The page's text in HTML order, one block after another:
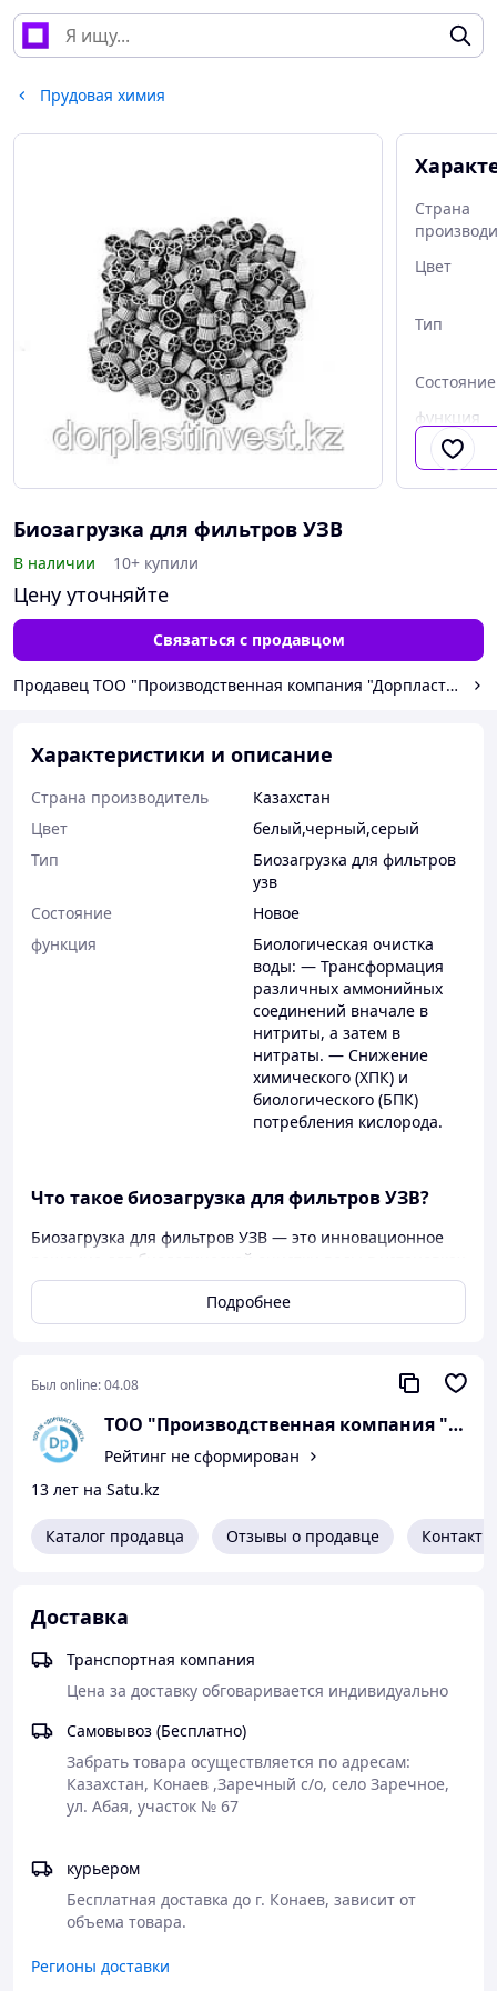
Прудовая химия
Страна
Цвет
Тип
Состояние
функция
Биозагрузка для фильтров УЗВ
В наличии 10+ купили
Цену уточняйте
Связаться с продавцом
Продавец TOO "Производственная компания "Дорпласт-
Характеристики и описание
Страна производитель
Казахстан
Цвет
белый,черный,серый
Тип
Биозагрузка для фильтров
узв
Состояние
Новое
функция
Биологическая очистка
воды: — Трансформация
различных аммонийных
соединений вначале в
нитриты, а затем в
нитраты. — Снижение
химического (ХПК) и
биологического (БПК)
потребления кислорода.
Что такое биозагрузка для фильтров УЗВ?
Биозагрузка для фильтров УЗВ — это инновационное
решение для биологической очистки воды в установках
замкнутого водоснабжения (УЗВ). Она используется для
удаления аммонийных соединений, нитритов и других
загрязнений, обеспечивая чистую и безопасную воду
высокоэффективную биозагрузку, подходящую для
различных типов фильтров.
Функции биозагрузки для фильтров УЗВ
Очистка воды от нитритов и аммиака
организмов.
Биологическая очистка
Благодаря колониям нитрифицирующих
бактерий, биозагрузка снижает уровень
химического (ХПК) и биологического (БПК)
Стабилизация экосистемы
Продукт поддерживает естественный баланс в
Характеристики биозагрузки от Дорпласт Инвест
Площадь свободной поверхности
Высокий показатель площади свободной
поверхности обеспечивает максимальное
Подробнее
Был online:04.08
TOO "Производственная компания
Рейтинг не сформирован
13 лет на Satu.kz
Каталог продавца Отзывы о продавце Контакты
Доставка
Транспортная компания
Цена за доставку обговаривается индивидуально
Самовывоз (Бесплатно)
Забрать товара осуществляется по адресам:
Казахстан, Конаев ,Заречный с/о, село Заречное,
ул. Абая, участок № 67
курьером
Бесплатная доставка до г. Конаев, зависит от
объема товара.
Регионы доставки